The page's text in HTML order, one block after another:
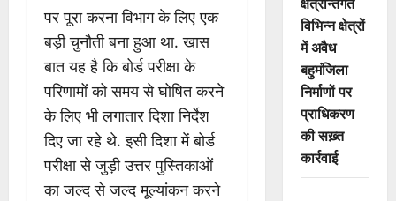
पर पूरा करना विभाग के लिए एक
बड़ी चुनौती बना हुआ था. खास
बात यह है कि बोर्ड परीक्षा के
परिणामों को समय से घोषित करने
के लिए भी लगातार दिशा निर्देश
दिए जा रहे थे. इसी दिशा में बोर्ड
परीक्षा से जुड़ी उत्तर पुस्तिकाओं
का जल्द से जल्द मूल्यांकन करने
विभिन्न क्षेत्रों
में अवैध
बहुमंजिला
निर्माणों पर
प्राधिकरण
की सख़्त
कार्रवाई